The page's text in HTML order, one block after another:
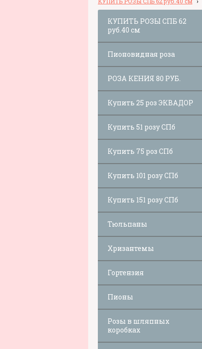
КУПИТЬ РОЗЫ СПБ 62
руб.40 см
Пионовидная роза
РОЗА КЕНИЯ 80 РУБ.
Купить 25 роз ЭКВАДОР
Купить 51 розу СПб
Купить 75 роз СПб
Купить 101 розу СПб
Купить 151 розу СПб
Тюльпаны
Хризантемы
Гортензия
Пионы
Розы в шляпных
коробках